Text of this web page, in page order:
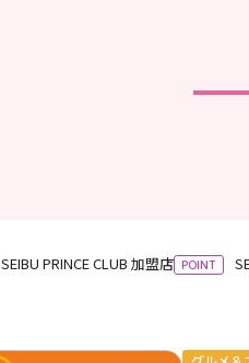
SEIBU PRINCE CLUB 加盟店 POINT